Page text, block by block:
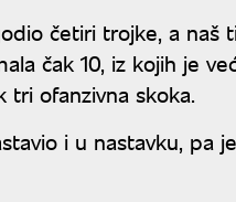
četiri trojke, a naš
čak 10, iz kojih je
ofanzivna skoka.
i u nastavku, pa